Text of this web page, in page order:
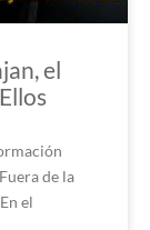
el
de la
el